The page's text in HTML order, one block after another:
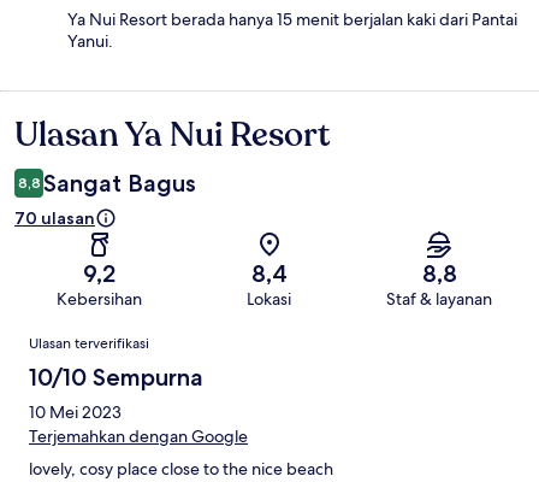
Ya Nui Resort berada hanya 15 menit berjalan kaki dari Pantai
Yanui.
Ulasan
Ulasan Ya Nui Resort
8,8 Sangat Bagus
70 ulasan
9,2
Kebersihan
8,4
Lokasi
8,8
Staf & layanan
Ulasan
Ulasan terverifikasi
10/10 Sempurna
10 Mei 2023
Terjemahkan dengan Google
lovely, cosy place close to the nice beach